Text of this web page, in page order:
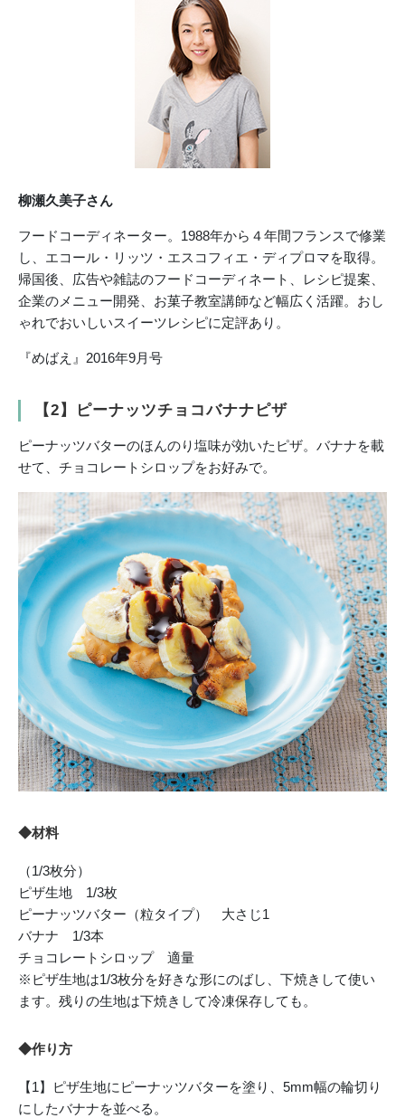
柳瀬久美子さん
フードコーディネーター。1988年から４年間フランスで修業
し、エコール・リッツ・エスコフィエ・ディプロマを取得。
帰国後、広告や雑誌のフードコーディネート、レシピ提案、
企業のメニュー開発、お菓子教室講師など幅広く活躍。おし
ゃれでおいしいスイーツレシピに定評あり。
『めばえ』2016年9月号
【2】ピーナッツチョコバナナピザ
ピーナッツバターのほんのり塩味が効いたピザ。バナナを載
せて、チョコレートシロップをお好みで。
◆材料
（1/3枚分）
ピザ生地 1/3枚
ピーナッツバター（粒タイプ） 大さじ1
バナナ 1/3本
チョコレートシロップ 適量
※ピザ生地は1/3枚分を好きな形にのばし、下焼きして使い
ます。残りの生地は下焼きして冷凍保存しても。
◆作り方
【1】ピザ生地にピーナッツバターを塗り、5mm幅の輪切り
にしたバナナを並べる。